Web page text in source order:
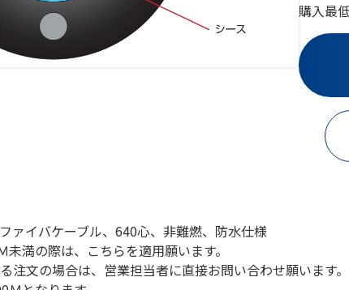
購入最
ァイバケーブル、640心、非難燃、防水仕様
満の際は、こちらを適用願います。
注文の場合は、営業担当者に直接お問い合わせ願います。